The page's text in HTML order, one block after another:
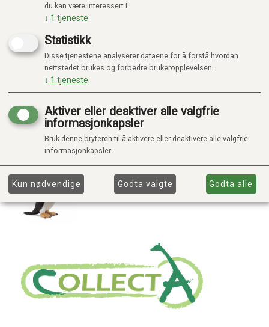
du kan være interessert i.
↓ 1 tjeneste
Statistikk
Disse tjenestene analyserer dataene for å forstå hvordan
nettstedet brukes og forbedre brukeropplevelsen.
↓ 1 tjeneste
Aktiver eller deaktiver alle valgfrie
informasjonkapsler
Bruk denne bryteren til å aktivere eller deaktivere alle valgfrie
informasjonkapsler.
Kun nødvendige Godta valgte Godta alle